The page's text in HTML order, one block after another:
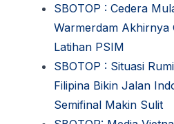
SBOTOP : Cedera
Warmerdam Akhirnya
Latihan PSIM
SBOTOP : Situasi
Filipina Bikin Jalan
Semifinal Makin Sulit